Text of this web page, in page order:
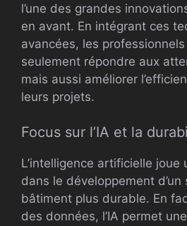
l’une des grandes
en avant. En intégrant ces
avancées, les
seulement répondre aux
mais aussi améliorer
leurs projets.
Focus sur l’IA et la
L’intelligence artificielle joue
dans le développement d’un
bâtiment plus durable. En
des données, l’IA permet